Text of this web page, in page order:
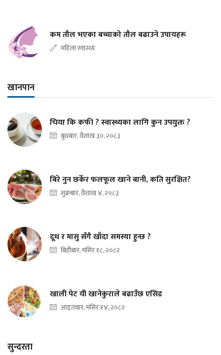
कम तौल भएका बच्चाको तौल बढाउने उपायहरू
महिला स्वास्थ्य
खानपान
चिया कि कफी ? स्वास्थ्यका लागि कुन उपयुक्त ?
बुधबार, वैशाख ३०, २०८३
बिरे नुन छर्केर फलफूल खाने बानी, कति सुरक्षित?
शुक्रबार, वैशाख ४, २०८३
दूध र मासु सँगै खाँदा समस्या हुन्छ ?
बिहीबार, मंसिर १८, २०८२
खाली पेट यी खानेकुराले बढाउँछ एसिड
आइतबार, मंसिर १४, २०८२
सुन्दरता